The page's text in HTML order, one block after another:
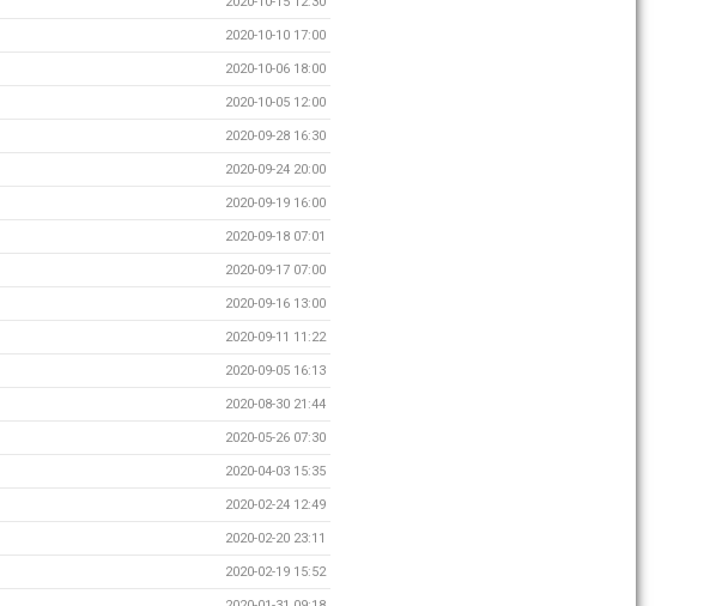
2020-10-10 17:00
2020-10-06 18:00
2020-10-05 12:00
2020-09-28 16:30
2020-09-24 20:00
2020-09-19 16:00
2020-09-18 07:01
2020-09-17 07:00
2020-09-16 13:00
2020-09-11 11:22
2020-09-05 16:13
2020-08-30 21:44
2020-05-26 07:30
2020-04-03 15:35
2020-02-24 12:49
2020-02-20 23:11
2020-02-19 15:52